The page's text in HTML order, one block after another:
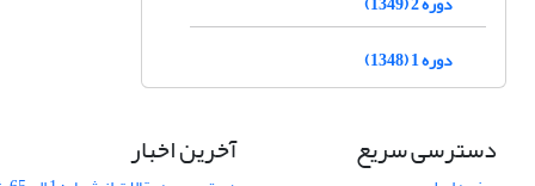
دوره 1 (1348)
دسترسی سریع آخرین اخبار